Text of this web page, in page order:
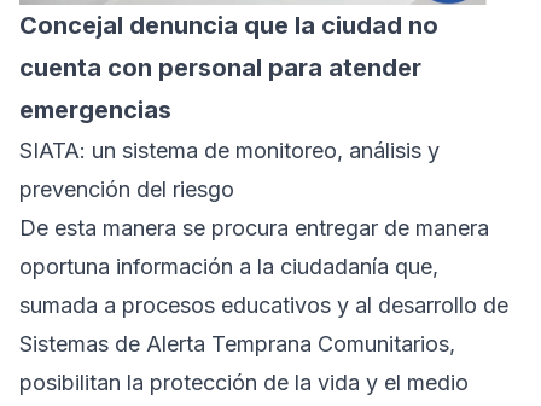
Concejal denuncia que la ciudad no
cuenta con personal para atender
emergencias
SIATA: un sistema de monitoreo, análisis y
prevención del riesgo
De esta manera se procura entregar de manera
oportuna información a la ciudadanía que,
sumada a procesos educativos y al desarrollo de
Sistemas de Alerta Temprana Comunitarios,
posibilitan la protección de la vida y el medio